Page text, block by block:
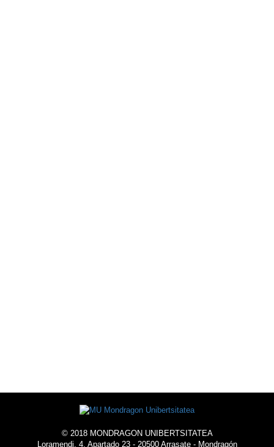
© 2018 MONDRAGON UNIBERTSITATEA
Loramendi, 4. Apartado 23 - 20500 Arrasate - Mondragón